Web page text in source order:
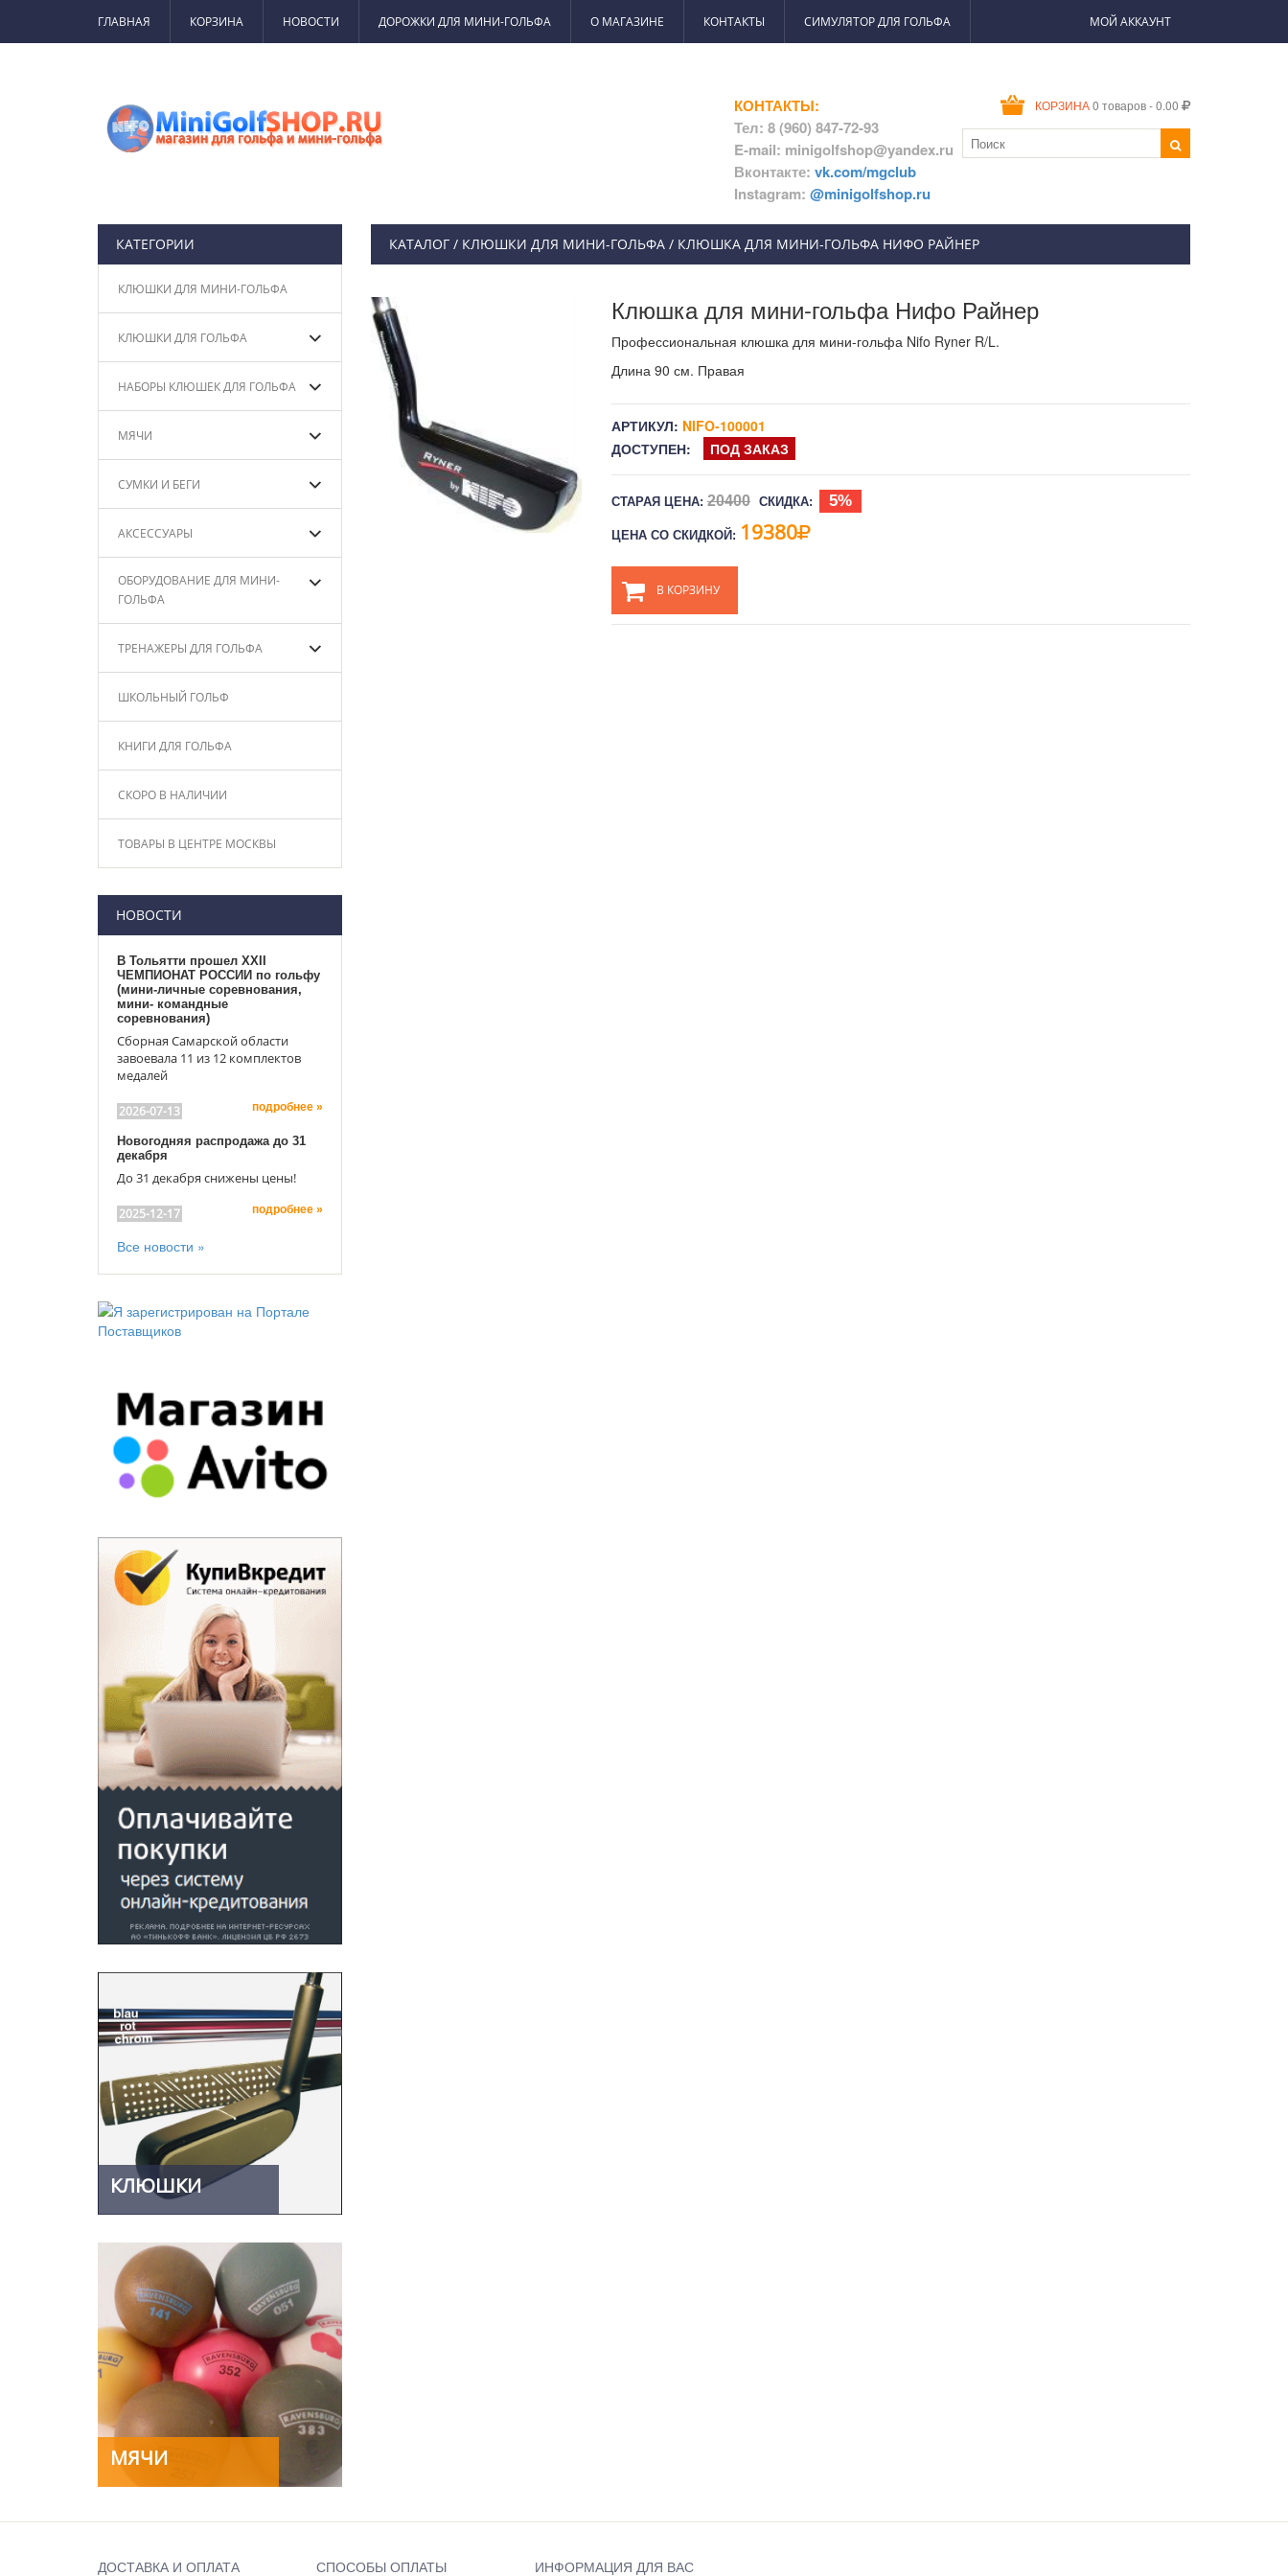
ГЛАВНАЯ КОРЗИНА НОВОСТИ ДОРОЖКИ ДЛЯ МИНИ-ГОЛЬФА О МАГАЗИНЕ КОНТАКТЫ СИМУЛЯТОР ДЛЯ ГОЛЬФА МОЙ АККАУНТ
КОРЗИНА 0 товаров - 0.00
КОНТАКТЫ:
Тел: 8 (960) 847-72-93
E-mail: minigolfshop@yandex.ru
Вконтакте: vk.com/mgclub
Instagram: @minigolfshop.ru
КАТЕГОРИИ
КЛЮШКИ ДЛЯ МИНИ-ГОЛЬФА
КЛЮШКИ ДЛЯ ГОЛЬФА
НАБОРЫ КЛЮШЕК ДЛЯ ГОЛЬФА
МЯЧИ
СУМКИ И БЕГИ
АКСЕССУАРЫ
ОБОРУДОВАНИЕ ДЛЯ МИНИ-
ГОЛЬФА
ТРЕНАЖЕРЫ ДЛЯ ГОЛЬФА
ШКОЛЬНЫЙ ГОЛЬФ
КНИГИ ДЛЯ ГОЛЬФА
СКОРО В НАЛИЧИИ
ТОВАРЫ В ЦЕНТРЕ МОСКВЫ
НОВОСТИ
В Тольятти прошел XXII
ЧЕМПИОНАТ РОССИИ по гольфу
(мини-личные соревнования,
мини- командные
соревнования)
Сборная Самарской области
завоевала 11 из 12 комплектов
медалей
2026-07-13 подробнее »
Новогодняя распродажа до 31
декабря
До 31 декабря снижены цены!
2025-12-17 подробнее »
Все новости »
КЛЮШКИ
МЯЧИ
КАТАЛОГ / КЛЮШКИ ДЛЯ МИНИ-ГОЛЬФА / КЛЮШКА ДЛЯ МИНИ-ГОЛЬФА НИФО РАЙНЕР
Клюшка для мини-гольфа Нифо Райнер
Профессиональная клюшка для мини-гольфа Nifo Ryner R/L.
Длина 90 см. Правая
АРТИКУЛ: NIFO-100001
ДОСТУПЕН:
ПОД ЗАКАЗ
СТАРАЯ ЦЕНА: 20400 СКИДКА: 5%
ЦЕНА СО СКИДКОЙ: 19380
В КОРЗИНУ
ДОСТАВКА И ОПЛАТА СПОСОБЫ ОПЛАТЫ ИНФОРМАЦИЯ ДЛЯ ВАС